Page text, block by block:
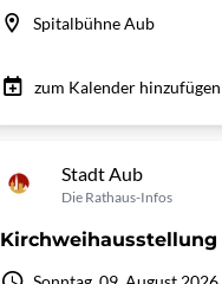
Spitalbühne Aub
zum Kalender hinzufügen
Stadt Aub
Die Rathaus-Infos
Kirchweihausstellung